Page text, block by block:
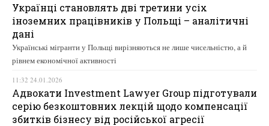
Українці становлять дві третини усіх
іноземних працівників у Польщі – аналітичні
дані
Українські мігранти у Польщі вирізняються не лише чисельністю, а й
рівнем економічної активності
11:32 24.01.2026
Адвокати Investment Lawyer Group підготували
серію безкоштовних лекцій щодо компенсації
збитків бізнесу від російської агресії